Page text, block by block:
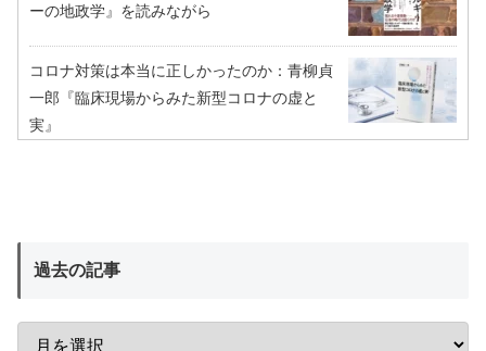
ーの地政学』を読みながら
コロナ対策は本当に正しかったのか：青柳貞
一郎『臨床現場からみた新型コロナの虚と
実』
過去の記事